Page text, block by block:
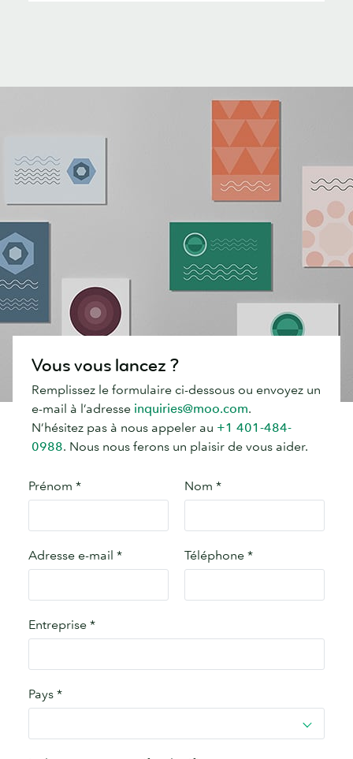
Vous vous lancez ?
Remplissez le formulaire ci-dessous ou envoyez un
e-mail à l’adresse inquiries@moo.com.
N’hésitez pas à nous appeler au +1 401-484-
0988. Nous nous ferons un plaisir de vous aider.